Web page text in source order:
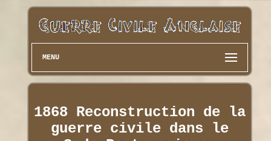
MENU
1868 Reconstruction de la
guerre civile dans le